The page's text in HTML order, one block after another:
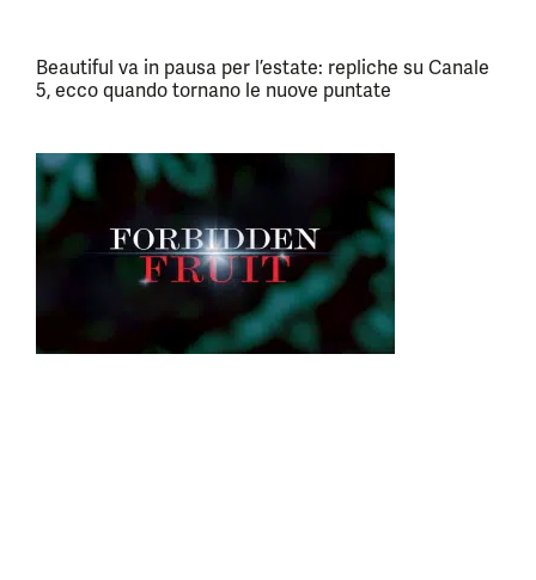
Beautiful va in pausa per l’estate: repliche su Canale
5, ecco quando tornano le nuove puntate